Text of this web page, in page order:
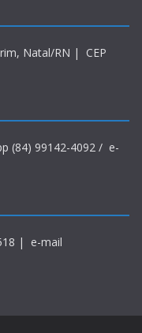
Natal/RN | CEP
(84) 99142-4092 / e-
| e-mail